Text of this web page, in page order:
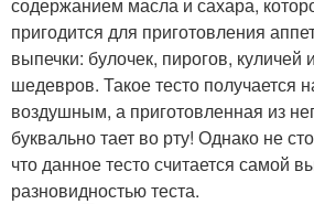
Пироги на сухих
дрожжах
Сырный пирог
пригодится для приготовления
выпечки: булочек, пирогов, куличей
шедевров. Такое тесто получается
воздушным, а приготовленная из
буквально тает во рту! Однако не
что данное тесто считается самой
разновидностью теста.